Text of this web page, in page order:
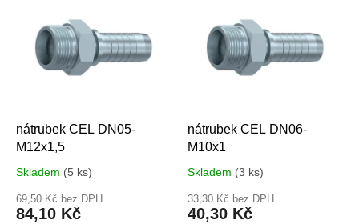
nátrubek CEL DN05-
M12x1,5
Skladem (5 ks)
69,50 Kč bez DPH
84,10 Kč
nátrubek CEL DN06-
M10x1
Skladem (3 ks)
33,30 Kč bez DPH
40,30 Kč